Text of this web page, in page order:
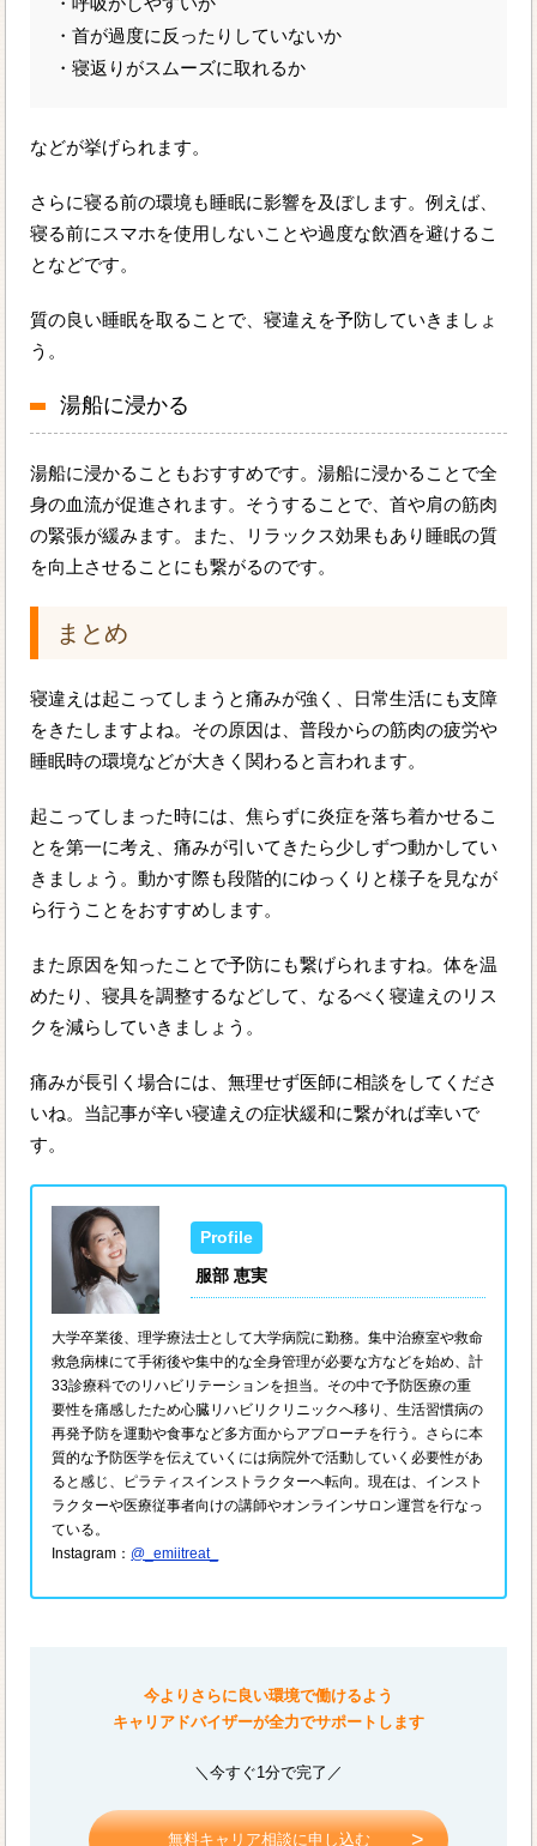
・首が過度に反ったりしていないか
・寝返りがスムーズに取れるか
などが挙げられます。
さらに寝る前の環境も睡眠に影響を及ぼします。例えば、
寝る前にスマホを使用しないことや過度な飲酒を避けるこ
となどです。
質の良い睡眠を取ることで、寝違えを予防していきましょ
う。
湯船に浸かる
湯船に浸かることもおすすめです。湯船に浸かることで全
身の血流が促進されます。そうすることで、首や肩の筋肉
の緊張が緩みます。また、リラックス効果もあり睡眠の質
を向上させることにも繋がるのです。
まとめ
寝違えは起こってしまうと痛みが強く、日常生活にも支障
をきたしますよね。その原因は、普段からの筋肉の疲労や
睡眠時の環境などが大きく関わると言われます。
起こってしまった時には、焦らずに炎症を落ち着かせるこ
とを第一に考え、痛みが引いてきたら少しずつ動かしてい
きましょう。動かす際も段階的にゆっくりと様子を見なが
ら行うことをおすすめします。
また原因を知ったことで予防にも繋げられますね。体を温
めたり、寝具を調整するなどして、なるべく寝違えのリス
クを減らしていきましょう。
痛みが長引く場合には、無理せず医師に相談をしてくださ
いね。当記事が辛い寝違えの症状緩和に繋がれば幸いで
す。
服部 恵実
大学卒業後、理学療法士として大学病院に勤務。集中治療室や救命
救急病棟にて手術後や集中的な全身管理が必要な方などを始め、計
33診療科でのリハビリテーションを担当。その中で予防医療の重
要性を痛感したため心臓リハビリクリニックへ移り、生活習慣病の
再発予防を運動や食事など多方面からアプローチを行う。さらに本
質的な予防医学を伝えていくには病院外で活動していく必要性があ
ると感じ、ピラティスインストラクターへ転向。現在は、インスト
ラクターや医療従事者向けの講師やオンラインサロン運営を行なっ
ている。
Instagram： @_emiitreat_
今よりさらに良い環境で働けるよう
キャリアドバイザーが全力でサポートします
＼今すぐ1分で完了／
無料キャリア相談に申し込む